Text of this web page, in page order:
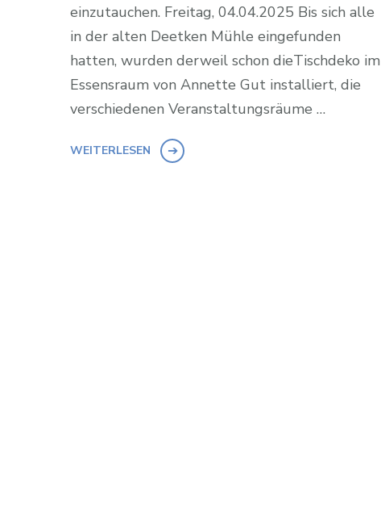
einzutauchen. Freitag, 04.04.2025 Bis sich alle
in der alten Deetken Mühle eingefunden
hatten, wurden derweil schon dieTischdeko im
Essensraum von Annette Gut installiert, die
verschiedenen Veranstaltungsräume …
WEITERLESEN